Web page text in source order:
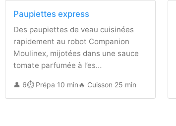
Paupiettes express
Des paupiettes de veau cuisinées
rapidement au robot Companion
Moulinex, mijotées dans une sauce
tomate parfumée à l’es…
👤 6⏱️ Prépa 10 min🔥 Cuisson 25 min